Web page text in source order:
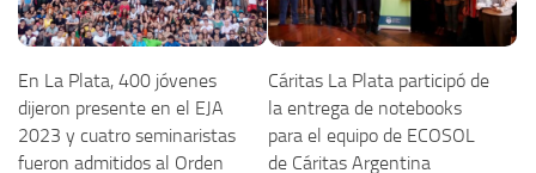
En La Plata, 400 jóvenes
dijeron presente en el EJA
2023 y cuatro seminaristas
fueron admitidos al Orden
Cáritas La Plata participó de
la entrega de notebooks
para el equipo de ECOSOL
de Cáritas Argentina